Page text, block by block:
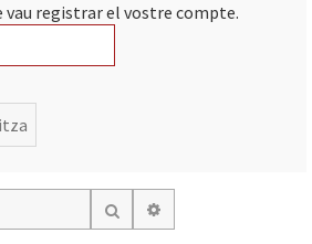
vau registrar el vostre compte.
Cerca